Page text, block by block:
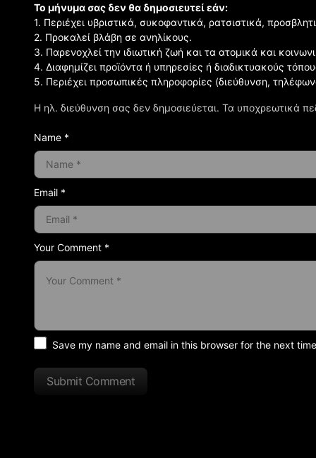
Η ηλ. διεύθυνση σας δεν δημοσιεύεται. Τα υποχρεωτικά
Your Comment *
Το μήνυμα σας δεν θα δημοσιευτεί εάν:
1. Περιέχει υβριστικά, συκοφαντικά, ρατσιστικά,
2. Προκαλεί βλάβη σε ανηλίκους.
3. Παρενοχλεί την ιδιωτική ζωή και τα ατομικά και
4. Διαφημίζει προϊόντα ή υπηρεσίες ή διαδικτυακούς
5. Περιέχει προσωπικές πληροφορίες (διεύθυνση,
Name *
Email *
Save my name and email in this browser for the next
Submit Comment